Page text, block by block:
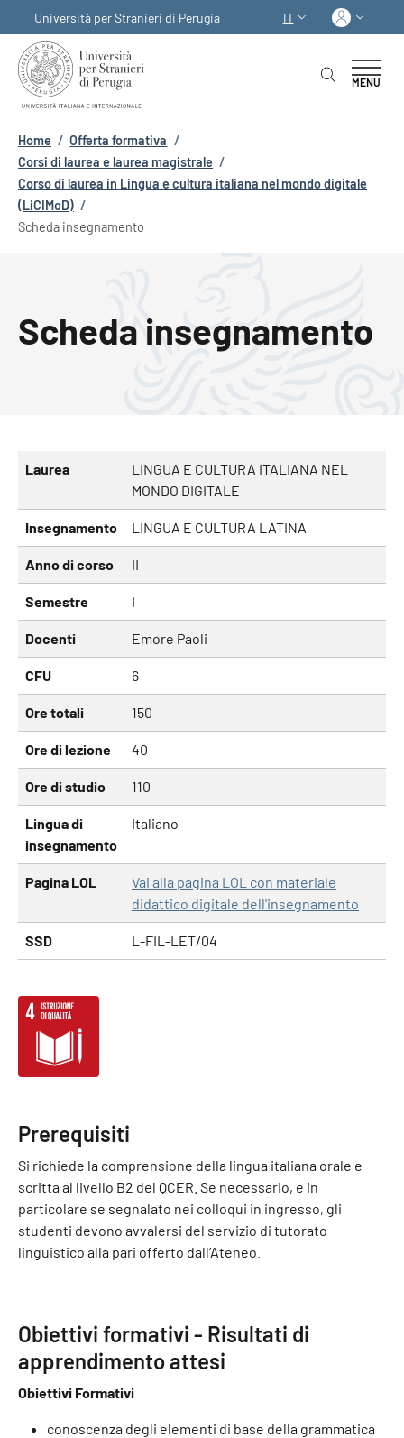
Università per Stranieri di Perugia
SELETTORE LINGUA:
IT
MENU
Briciole di pane
Home / Offerta formativa /
Corsi di laurea e laurea magistrale /
Corso di laurea in Lingua e cultura italiana nel mondo digitale
(LiCIMoD) /
Scheda insegnamento
Scheda insegnamento
Laurea
LINGUA E CULTURA ITALIANA NEL
MONDO DIGITALE
Insegnamento LINGUA E CULTURA LATINA
Anno di corso II
Semestre I
Docenti Emore Paoli
CFU 6
Ore totali 150
Ore di lezione 40
Ore di studio 110
Lingua di
insegnamento
Italiano
Pagina LOL
Vai alla pagina LOL con materiale
didattico digitale dell'insegnamento
SSD L-FIL-LET/04
Prerequisiti
Si richiede la comprensione della lingua italiana orale e
scritta al livello B2 del QCER. Se necessario, e in
particolare se segnalato nei colloqui in ingresso, gli
studenti devono avvalersi del servizio di tutorato
linguistico alla pari offerto dall’Ateneo.
Obiettivi formativi - Risultati di
apprendimento attesi
Obiettivi Formativi
conoscenza degli elementi di base della grammatica